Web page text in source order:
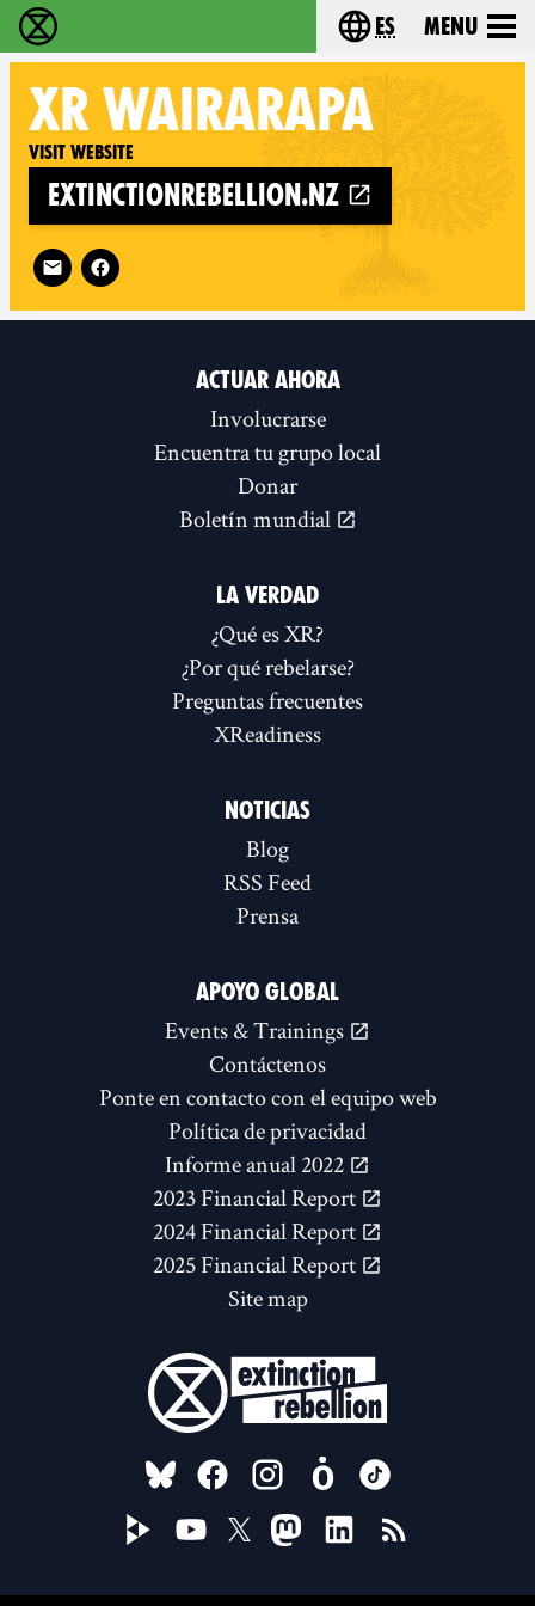
extinction rebellion - Home Choose your
es Menu
XR WAIRARAPA
Visit website
extinctionrebellion.nz
Follow XR Wairarapa on
ACTUAR AHORA
Involucrarse
Encuentra tu grupo local
Donar
Boletín mundial
LA VERDAD
¿Qué es XR?
¿Por qué rebelarse?
Preguntas frecuentes
XReadiness
NOTICIAS
Blog
RSS Feed
Prensa
APOYO GLOBAL
Events & Trainings
Contáctenos
Ponte en contacto con el equipo web
Política de privacidad
Informe anual 2022
2023 Financial Report
2024 Financial Report
2025 Financial Report
Site map
FOLLOW US ON